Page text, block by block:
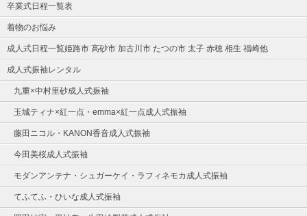
卒業式日程一覧表
着物のお悩み
成人式日程一覧姫路市 高砂市 加古川市 たつの市 太子 赤穂 相生 福崎他
成人式振袖レンタル
九重×中村里砂成人式振袖
玉城ティナ×紅一点・emma×紅一点成人式振袖
藤田ニコル・KANON香音成人式振袖
今田美桜成人式振袖
モダンアンテナ・シュガーケイ・ラフィネモカ成人式振袖
てふてふ・ひいな成人式振袖